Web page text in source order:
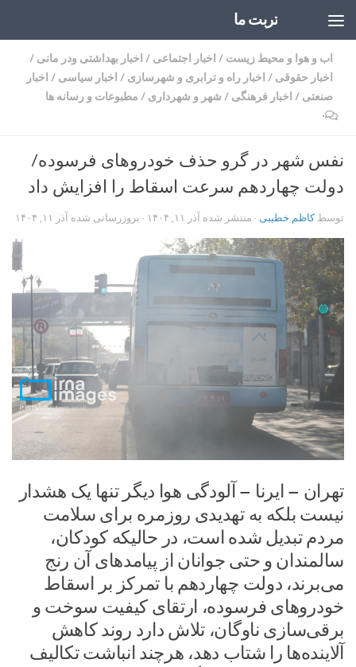
تربت ما
اب و هوا و محیط زیست / اخبار اجتماعی / اخبار بهداشتی ودر مانی /
اخبار حقوقی / اخبار راه و ترابری و شهرسازی / اخبار سیاسی / اخبار
صنعتی / اخبار فرهنگی / شهر و شهرداری / مطبوعات و رسانه ها
۰
نفس‌ شهر در گرو حذف خودروهای فرسوده/
دولت چهاردهم سرعت اسقاط را افزایش داد
توسطکاظم خطیبی · منتشر شده آذر ۱۱, ۱۴۰۴ · بروزرسانی شده آذر ۱۱, ۱۴۰۴
تهران – ایرنا – آلودگی هوا دیگر تنها یک هشدار
نیست بلکه به تهدیدی روزمره برای سلامت
مردم تبدیل شده است، در حالیکه کودکان،
سالمندان و حتی جوانان از پیامدهای آن رنج
می‌برند، دولت چهاردهم با تمرکز بر اسقاط
خودروهای فرسوده، ارتقای کیفیت سوخت و
برقی‌سازی ناوگان، تلاش دارد روند کاهش
آلاینده‌ها را شتاب دهد، هرچند انباشت تکالیف